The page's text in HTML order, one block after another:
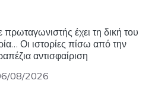
πρωταγωνιστής έχει τη δική του
Οι ιστορίες πίσω από την
αντισφαίριση
08/2026